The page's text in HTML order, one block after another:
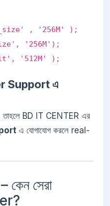
, '256M' );
'256M');
'512M' );
Support এ
তাহলে BD IT CENTER এর
এ যোগাযোগ করলে real-
সেরা